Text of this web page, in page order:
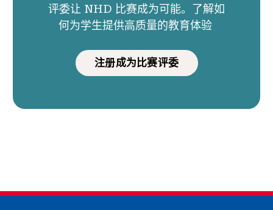
评委让 NHD 比赛成为可能。了解如
何为学生提供高质量的教育体验
注册成为比赛评委